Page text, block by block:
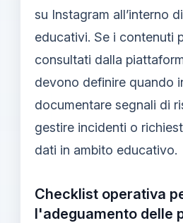
su Instagram all’interno
educativi. Se i contenuti
consultati dalla
devono definire quando
documentare segnali di
gestire incidenti o
dati in ambito educativo.
Checklist operativa
l'adeguamento delle